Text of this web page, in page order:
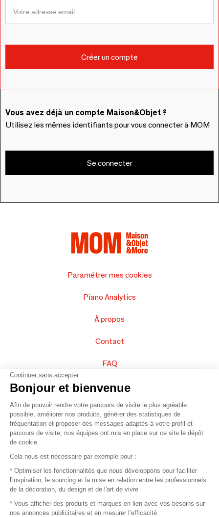
Vous avez déjà un compte Maison&Objet ?
Utilisez les mêmes identifiants pour vous connecter à MOM
Se connecter
Paramétrer mes cookies
Piano Analytics
À propos
Contact
FAQ
Vendez vos produits
Plan du site
© 2016 –Organisation SAFI
Recrutement
Continuer sans accepter
Bonjour et bienvenue
Afin de pouvoir rendre votre parcours de visite le plus agréable
possible, améliorer nos produits, générer des statistiques de
fréquentation et proposer des messages adaptés à votre profil et
parcours de visite, nos équipes ont mis en place sur ce site le dépôt
de cookie.
Cela nous est nécessaire par exemple pour :
* Optimiser les fonctionnalités que nous développons pour faciliter
l'inspiration, le sourcing et la mise en relation entre les professionnels
de la décoration, du design et de l'art de vivre
* Vous afficher des produits et marques en lien avec vos besoins sur
nos annonces publicitaires et en mesurer l’efficacité